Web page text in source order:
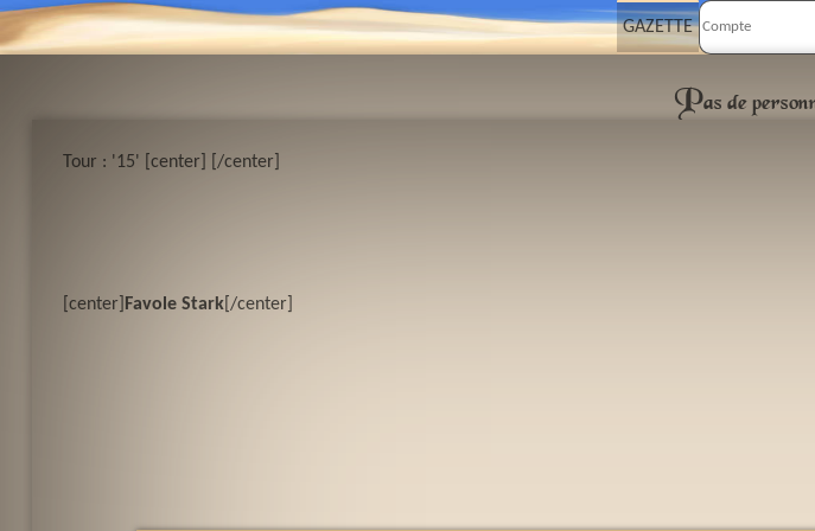
GAZETTE
Pas de
Tour : '15' [center] [/center]
[center] Favole Stark[/center]